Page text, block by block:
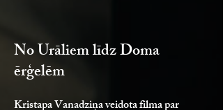
No Urāliem līdz Doma
ērģelēm
Kristapa Vanadziņa veidota filma par